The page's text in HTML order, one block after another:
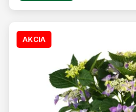
AKCIA